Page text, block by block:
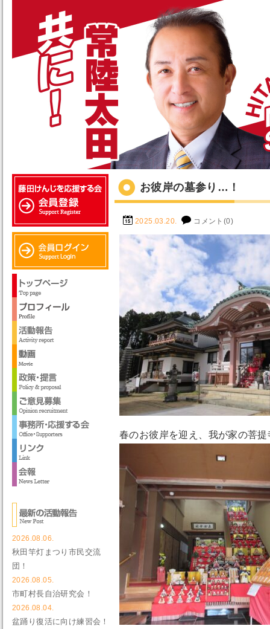
お彼岸の墓参り…！
2025.03.20. コメント(0)
春のお彼岸を迎え、我が家の菩
2026.08.06.
秋田竿灯まつり市民交流
団！
2026.08.05.
市町村長自治研究会！
2026.08.04.
盆踊り復活に向け練習会！